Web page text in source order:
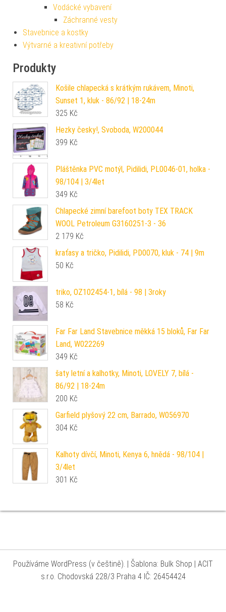
Vodácké vybavení
Záchranné vesty
Stavebnice a kostky
Výtvarné a kreativní potřeby
Produkty
Košile chlapecká s krátkým rukávem, Minoti,
Sunset 1, kluk - 86/92 | 18-24m
325 Kč
Hezky česky!, Svoboda, W200044
399 Kč
Pláštěnka PVC motýl, Pidilidi, PL0046-01, holka -
98/104 | 3/4let
349 Kč
Chlapecké zimní barefoot boty TEX TRACK
WOOL Petroleum G3160251-3 - 36
2 179 Kč
kraťasy a tričko, Pidilidi, PD0070, kluk - 74 | 9m
50 Kč
triko, OZ102454-1, bílá - 98 | 3roky
58 Kč
Far Far Land Stavebnice měkká 15 bloků, Far Far
Land, W022269
349 Kč
šaty letní a kalhotky, Minoti, LOVELY 7, bílá -
86/92 | 18-24m
200 Kč
Garfield plyšový 22 cm, Barrado, W056970
304 Kč
Kalhoty dívčí, Minoti, Kenya 6, hnědá - 98/104 |
3/4let
301 Kč
Používáme WordPress (v češtině). | Šablona: Bulk Shop | ACIT
s.r.o. Chodovská 228/3 Praha 4 IČ: 26454424